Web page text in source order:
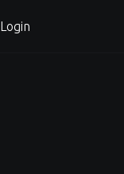
Login